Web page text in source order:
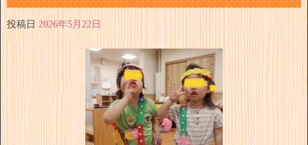
投稿日 2026年5月22日